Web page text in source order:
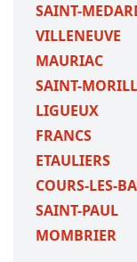
SAINT-
VILLENEUVE
MAURIAC
SAINT-
LIGUEUX
FRANCS
ETAULIERS
COURS-LES-
SAINT-PAUL
MOMBRIER